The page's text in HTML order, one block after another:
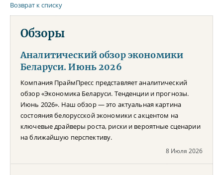
Возврат к списку
Обзоры
Аналитический обзор экономики
Беларуси. Июнь 2026
Компания ПраймПресс представляет аналитический
обзор «Экономика Беларуси. Тенденции и прогнозы.
Июнь 2026». Наш обзор — это актуальная картина
состояния белорусской экономики с акцентом на
ключевые драйверы роста, риски и вероятные сценарии
на ближайшую перспективу.
8 Июля 2026